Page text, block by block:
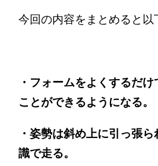
今回の内容をまとめると以
・フォームをよくするだ
ことができるようになる。
・姿勢は斜め上に引っ張
識で走る。